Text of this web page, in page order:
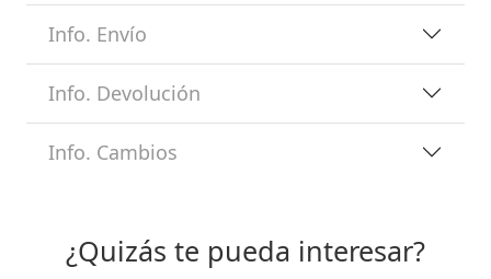
Info. Envío
Info. Devolución
Info. Cambios
¿Quizás te pueda interesar?